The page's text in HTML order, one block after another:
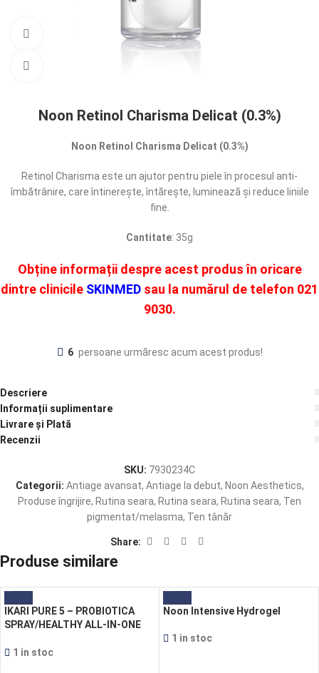
Noon Retinol Charisma Delicat (0.3%)
Noon Retinol Charisma Delicat (0.3%)
Retinol Charisma este un ajutor pentru piele în procesul anti-
îmbătrânire, care întinerește, întărește, luminează și reduce liniile
fine.
Cantitate: 35g
Obține informații despre acest produs în oricare
dintre clinicile SKINMED sau la numărul de telefon 021
9030.
6 persoane urmăresc acum acest produs!
Descriere
Informații suplimentare
Livrare și Plată
Recenzii
SKU: 7930234C
Categorii: Antiage avansat, Antiage la debut, Noon Aesthetics,
Produse îngrijire, Rutina seara, Rutina seara, Rutina seara, Ten
pigmentat/melasma, Ten tânăr
Share:
Produse similare
IKARI PURE 5 – PROBIOTICA
SPRAY/HEALTHY ALL-IN-ONE
1 in stoc
Noon Intensive Hydrogel
1 in stoc